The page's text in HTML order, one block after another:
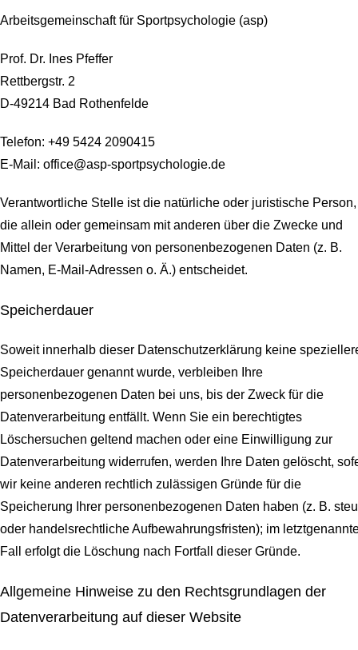
Arbeitsgemeinschaft für Sportpsychologie (asp)
Prof. Dr. Ines Pfeffer
Rettbergstr. 2
D-49214 Bad Rothenfelde
Telefon: +49 5424 2090415
E-Mail: office@asp-sportpsychologie.de
Verantwortliche Stelle ist die natürliche oder juristische Person,
die allein oder gemeinsam mit anderen über die Zwecke und
Mittel der Verarbeitung von personenbezogenen Daten (z. B.
Namen, E-Mail-Adressen o. Ä.) entscheidet.
Speicherdauer
Soweit innerhalb dieser Datenschutzerklärung keine
Speicherdauer genannt wurde, verbleiben Ihre
personenbezogenen Daten bei uns, bis der Zweck für die
Datenverarbeitung entfällt. Wenn Sie ein berechtigtes
Löschersuchen geltend machen oder eine Einwilligung zur
Datenverarbeitung widerrufen, werden Ihre Daten gelöscht,
wir keine anderen rechtlich zulässigen Gründe für die
Speicherung Ihrer personenbezogenen Daten haben (z. B.
oder handelsrechtliche Aufbewahrungsfristen); im
Fall erfolgt die Löschung nach Fortfall dieser Gründe.
Allgemeine Hinweise zu den Rechtsgrundlagen der
Datenverarbeitung auf dieser Website